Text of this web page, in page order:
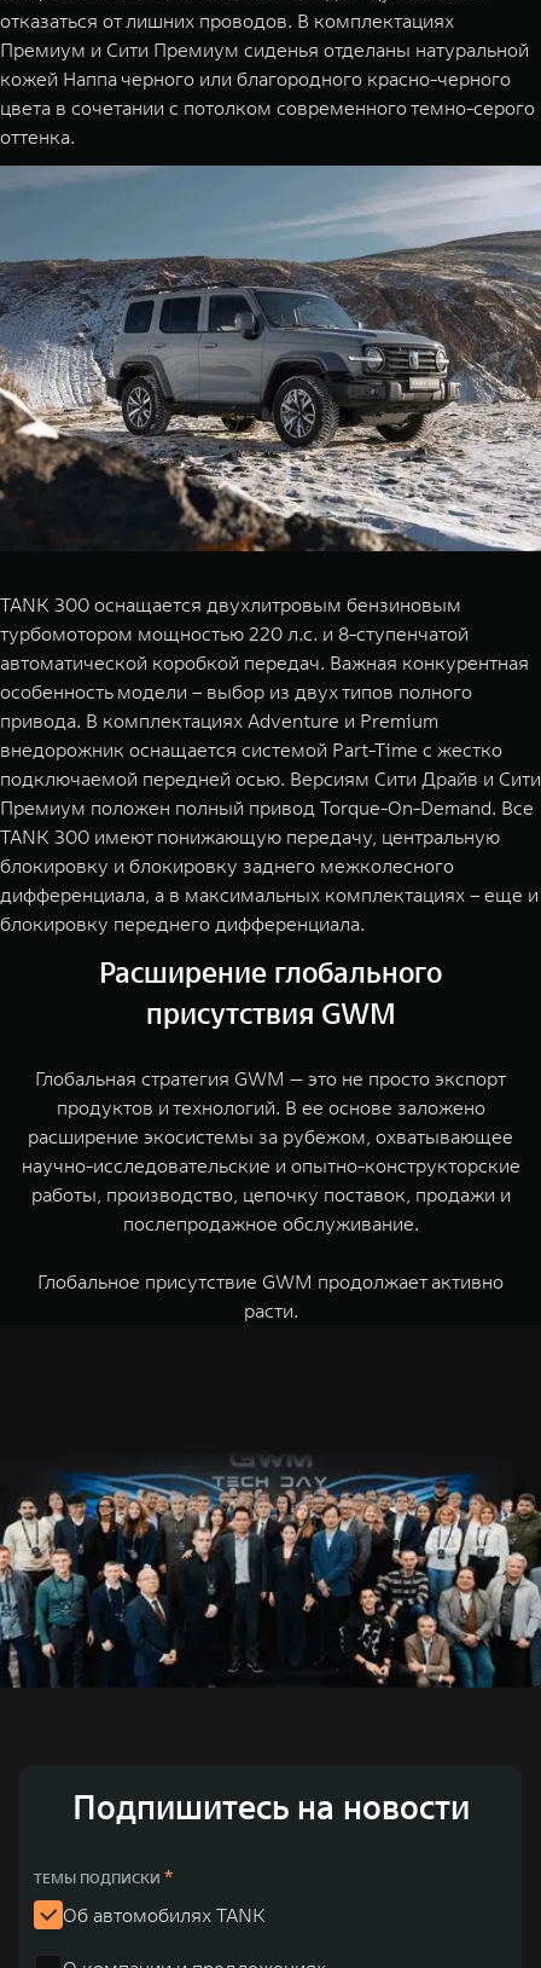
отказаться от лишних проводов. В комплектациях
Премиум и Сити Премиум сиденья отделаны натуральной
кожей Наппа черного или благородного красно-черного
цвета в сочетании с потолком современного темно-серого
оттенка.
TANK 300 оснащается двухлитровым бензиновым
турбомотором мощностью 220 л.с. и 8-ступенчатой
автоматической коробкой передач. Важная конкурентная
особенность модели – выбор из двух типов полного
привода. В комплектациях Adventure и Premium
внедорожник оснащается системой Part-Time с жестко
подключаемой передней осью. Версиям Сити Драйв и Сити
Премиум положен полный привод Torque-On-Demand. Все
TANK 300 имеют понижающую передачу, центральную
блокировку и блокировку заднего межколесного
дифференциала, а в максимальных комплектациях – еще и
блокировку переднего дифференциала.
Расширение глобального
присутствия GWM
Глобальная стратегия GWM — это не просто экспорт
продуктов и технологий. В ее основе заложено
расширение экосистемы за рубежом, охватывающее
научно-исследовательские и опытно-конструкторские
работы, производство, цепочку поставок, продажи и
послепродажное обслуживание.
Глобальное присутствие GWM продолжает активно
расти.
Подпишитесь на новости
ТЕМЫ ПОДПИСКИ *
Об автомобилях TANK